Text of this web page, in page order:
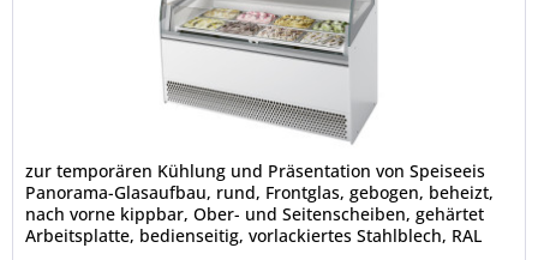
zur temporären Kühlung und Präsentation von Speiseeis
Panorama-Glasaufbau, rund, Frontglas, gebogen, beheizt,
nach vorne kippbar, Ober- und Seitenscheiben, gehärtet
Arbeitsplatte, bedienseitig, vorlackiertes Stahlblech, RAL